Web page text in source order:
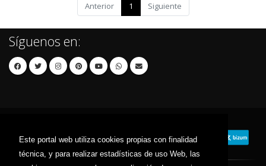
Este portal web utiliza cookies propias con finalidad
técnica, y para realizar estadísticas de uso Web, las
Anterior 1 Siguiente
Síguenos en: